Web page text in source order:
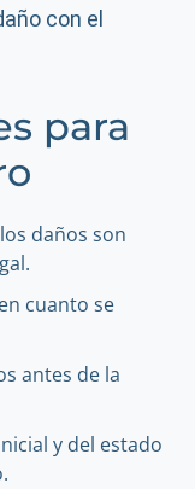
con el
para
daños son
cuanto se
antes de la
y del estado